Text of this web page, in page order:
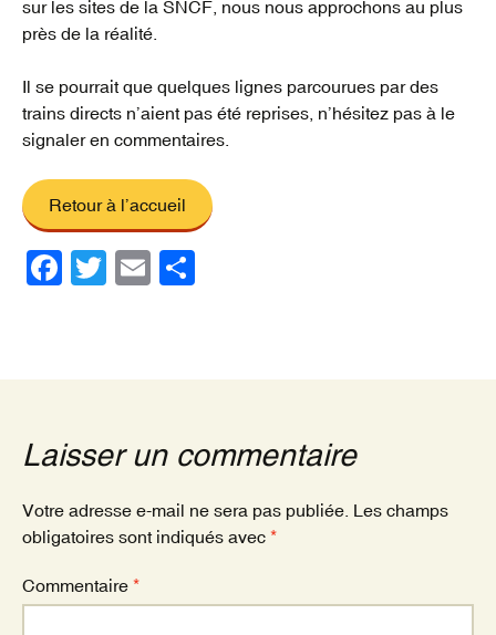
sur les sites de la SNCF, nous nous approchons au plus
près de la réalité.
Il se pourrait que quelques lignes parcourues par des
trains directs n’aient pas été reprises, n’hésitez pas à le
signaler en commentaires.
Retour à l’accueil
F
e
o
o
k
T
er
E
g
Laisser un commentaire
Votre adresse e-mail ne sera pas publiée. Les champs
obligatoires sont indiqués avec *
Commentaire *